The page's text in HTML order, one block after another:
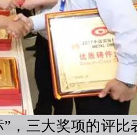
，三大奖项的评比